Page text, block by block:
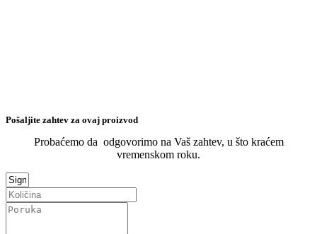
Pošaljite zahtev za ovaj proizvod
Probaćemo da odgovorimo na Vaš zahtev, u što kraćem
vremenskom roku.